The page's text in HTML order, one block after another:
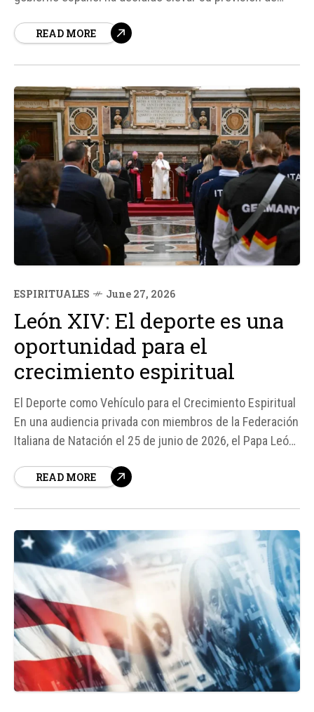
revisión al alza se produce en un contexto económico
READ MORE
ESPIRITUALES June 27, 2026
León XIV: El deporte es una
oportunidad para el
crecimiento espiritual
El Deporte como Vehículo para el Crecimiento Espiritual
En una audiencia privada con miembros de la Federación
Italiana de Natación el 25 de junio de 2026, el Papa León
crecimiento espiritual y el desarrollo humano. Según
READ MORE